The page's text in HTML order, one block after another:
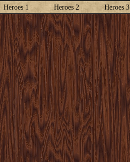
Heroes 1 Heroes 2 Heroes 3